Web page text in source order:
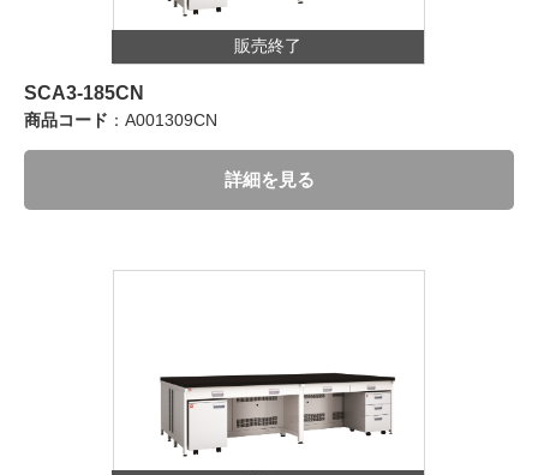
販売終了
SCA3-185CN
商品コード ：A001309CN
詳細を見る